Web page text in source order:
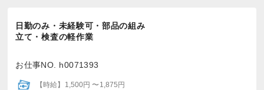
日勤のみ・未経験可・部品の組み
立て・検査の軽作業
お仕事NO. h0071393
【時給】1,500円 〜1,875円